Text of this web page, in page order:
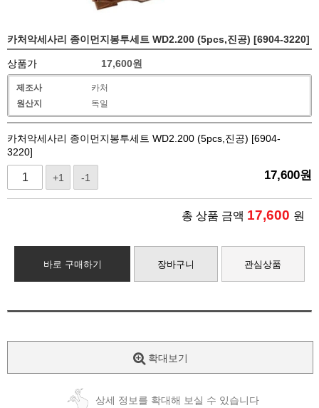
카처악세사리 종이먼지봉투세트 WD2.200 (5pcs,진공) [6904-3220]
상품가 17,600원
제조사
카처
원산지
독일
카처악세사리 종이먼지봉투세트 WD2.200 (5pcs,진공) [6904-
3220]
+1 -1 17,600원
총 상품 금액 17,600 원
바로 구매하기 장바구니 관심상품
확대보기
상세 정보를 확대해 보실 수 있습니다